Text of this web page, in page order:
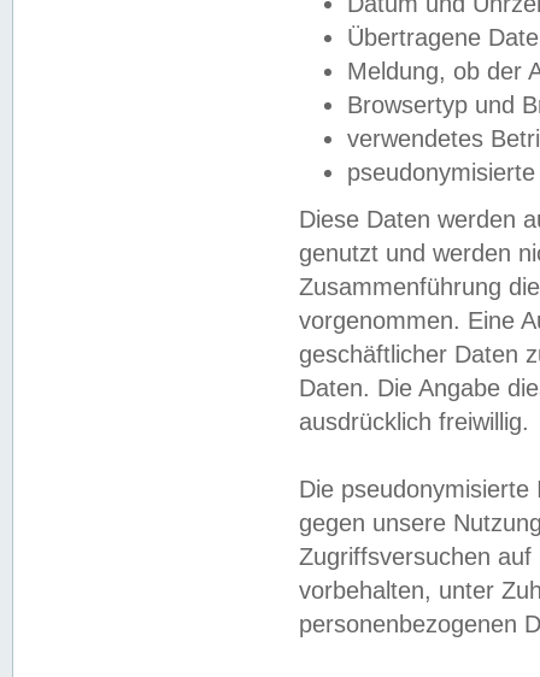
Übertragene
Meldung, ob der
Browsertyp und
verwendetes
Diese Daten werden
genutzt und werden
Zusammenführung
vorgenommen. Eine
geschäftlicher Daten
Daten. Die Angabe
ausdrücklich freiwillig.
Die
gegen unsere
Zugriffsversuchen
vorbehalten, unter
personenbezogenen